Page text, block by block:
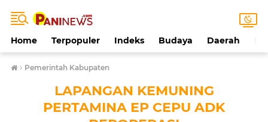
Home Terpopuler Indeks Budaya Daerah
› Pemerintah Kabupaten
LAPANGAN KEMUNING
PERTAMINA EP CEPU ADK